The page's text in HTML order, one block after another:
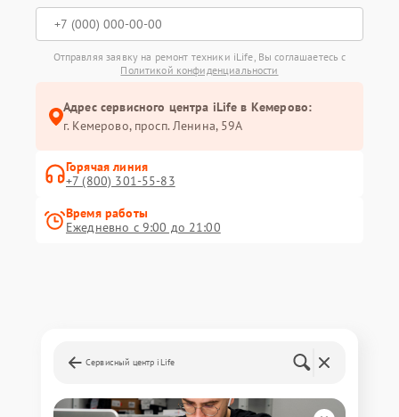
Отправляя заявку на ремонт техники iLife, Вы соглашаетесь с
Политикой конфиденциальности
Адрес сервисного центра iLife в Кемерово:
г. Кемерово, просп. Ленина, 59А
Горячая линия
+7 (800) 301-55-83
Время работы
Ежедневно с 9:00 до 21:00
Сервисный центр iLife